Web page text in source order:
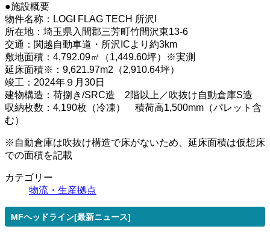
●施設概要
物件名称：LOGI FLAG TECH 所沢I
所在地：埼玉県入間郡三芳町竹間沢東13-6
交通：関越自動車道・所沢ICより約3km
敷地面積：4,792.09㎡（1,449.60坪）※実測
延床面積※：9,621.97m2（2,910.64坪）
竣工：2024年９月30日
建物構造：荷捌き/SRC造 2階以上／吹抜け自動倉庫S造
収納枚数：4,190枚（冷凍） 積荷高1,500mm（パレット含
む）
※自動倉庫は吹抜け構造で床がないため、延床面積は仮想床
での面積を記載
カテゴリー
物流・生産拠点
MFヘッドライン[最新ニュース]